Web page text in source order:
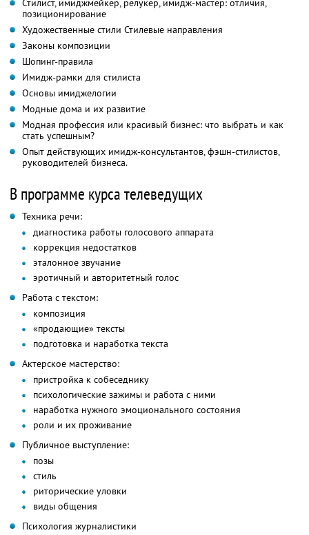
Стилист, имиджмейкер, релукер, имидж-мастер: отличия,
позиционирование
Художественные стили Стилевые направления
Законы композиции
Шопинг-правила
Имидж-рамки для стилиста
Основы имиджелогии
Модные дома и их развитие
Модная профессия или красивый бизнес: что выбрать и как
стать успешным?
Опыт действующих имидж-консультантов, фэшн-стилистов,
руководителей бизнеса.
В программе курса телеведущих
Техника речи:
диагностика работы голосового аппарата
коррекция недостатков
эталонное звучание
эротичный и авторитетный голос
Работа с текстом:
композиция
«продающие» тексты
подготовка и наработка текста
Актерское мастерство:
пристройка к собеседнику
психологические зажимы и работа с ними
наработка нужного эмоционального состояния
роли и их проживание
Публичное выступление:
позы
стиль
риторические уловки
виды общения
Психология журналистики